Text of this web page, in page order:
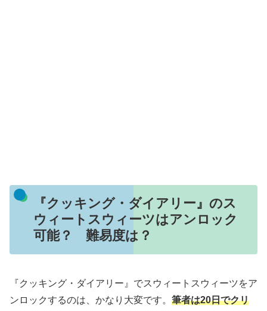
『クッキング・ダイアリー』のス
ウィートスウィーツはアンロック
可能？ 難易度は？
『クッキング・ダイアリー』でスウィートスウィーツをア
ンロックするのは、かなり大変です。 筆者は20日でクリ